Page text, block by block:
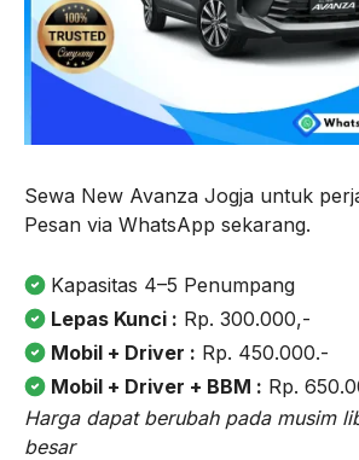
Sewa New Avanza Jogja untuk
Pesan via WhatsApp sekarang.
Kapasitas 4–5 Penumpang
Lepas Kunci : Rp. 300.000,-
Mobil + Driver : Rp. 450.000.-
Mobil + Driver + BBM : Rp.
Harga dapat berubah pada musim
besar